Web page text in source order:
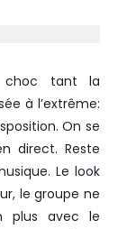
choc tant la
à l’extrême:
On se
direct. Reste
Le look
le groupe ne
plus avec le